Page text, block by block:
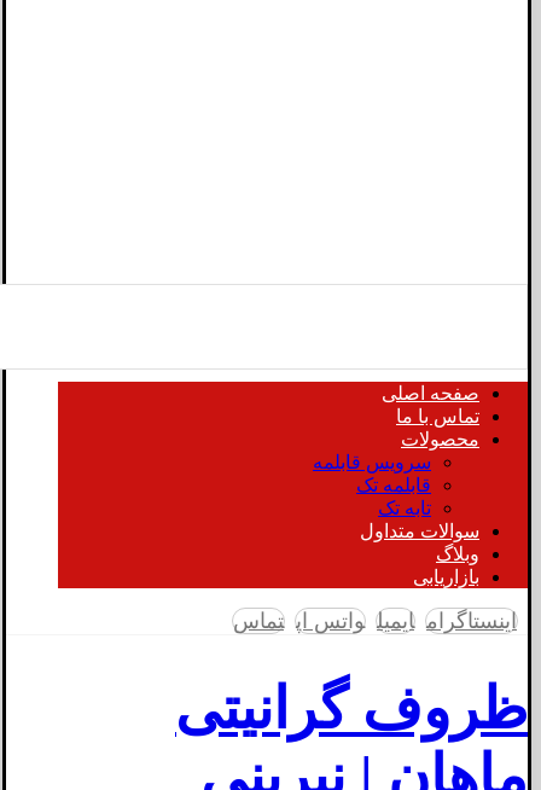
صفحه اصلی
تماس با ما
محصولات
سرویس قابلمه
قابلمه تک
تابه تک
سوالات متداول
وبلاگ
بازاریابی
اینستاگرام ایمیل واتس اپ تماس
ظروف گرانیتی
ماهان | نیرینی